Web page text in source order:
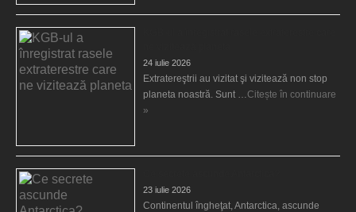
24 iulie 2026
Extratereştrii au vizitat şi vizitează non stop
planeta noastră. Sunt …Citește în continuare
»
23 iulie 2026
Continentul îngheţat, Antarctica, ascunde